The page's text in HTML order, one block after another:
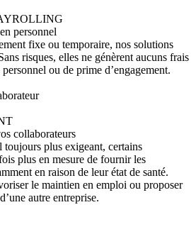
personnel
fixe ou temporaire, nos solutions
risques, elles ne génèrent aucuns frais
ou de prime d’engagement.
collaborateurs
plus exigeant, certains
plus en mesure de fournir les
en raison de leur état de santé.
le maintien en emploi ou proposer
autre entreprise.